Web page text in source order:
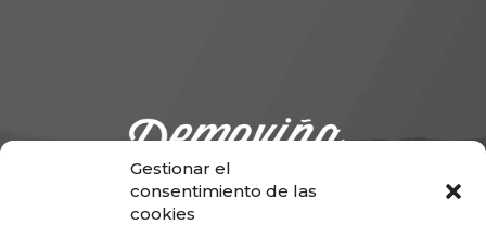
Gestionar el
consentimiento de las
cookies